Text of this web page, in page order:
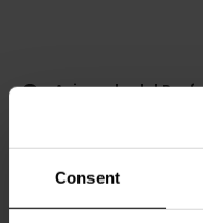
Consent
Avinguda del